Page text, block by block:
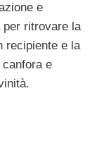
e
per ritrovare la
recipiente e la
e